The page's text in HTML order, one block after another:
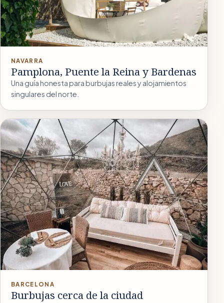
NAVARRA
Pamplona, Puente la Reina y Bardenas
Una guía honesta para burbujas reales y alojamientos
singulares del norte.
BARCELONA
Burbujas cerca de la ciudad